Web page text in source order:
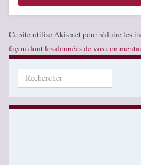
Ce site utilise Akismet pour réduire les
façon dont les données de vos
Search for: